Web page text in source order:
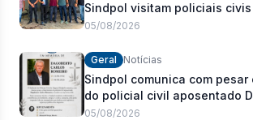
Sindpol visitam policiais
05/08/2026
Geral Notícias
Sindpol comunica com
do policial civil aposentado
Carlos Romeiro
05/08/2026